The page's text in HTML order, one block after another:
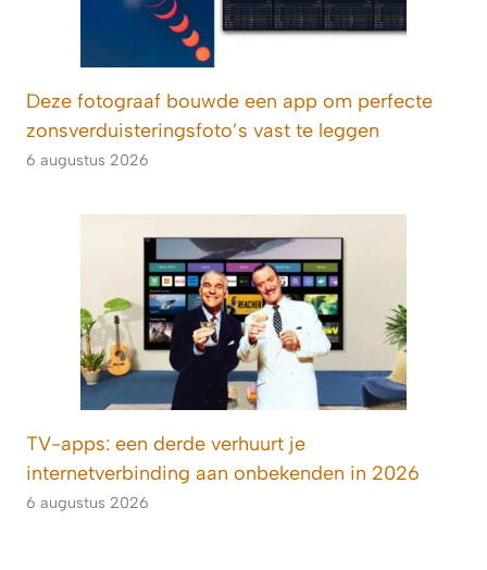
Deze fotograaf bouwde een app om perfecte
zonsverduisteringsfoto’s vast te leggen
6 augustus 2026
TV-apps: een derde verhuurt je
internetverbinding aan onbekenden in 2026
6 augustus 2026